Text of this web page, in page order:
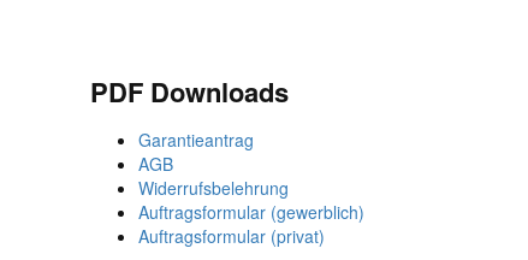
PDF Downloads
Garantieantrag
AGB
Widerrufsbelehrung
Auftragsformular (gewerblich)
Auftragsformular (privat)